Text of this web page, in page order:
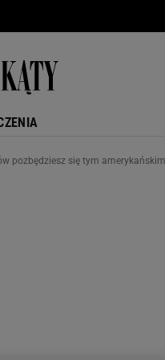
pozbędziesz się tym